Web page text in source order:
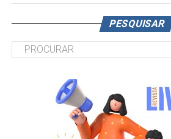
PESQUISAR